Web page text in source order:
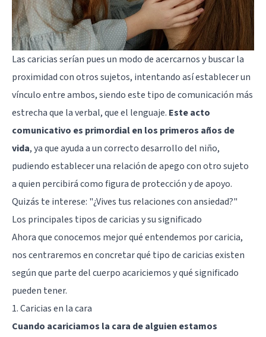
Las caricias serían pues un modo de acercarnos y buscar la
proximidad con otros sujetos, intentando así establecer un
vínculo entre ambos, siendo este tipo de comunicación más
estrecha que la verbal, que el lenguaje. Este acto
comunicativo es primordial en los primeros años de
vida, ya que ayuda a un correcto desarrollo del niño,
pudiendo establecer una relación de apego con otro sujeto
a quien percibirá como figura de protección y de apoyo.
Quizás te interese: "¿Vives tus relaciones con ansiedad?"
Los principales tipos de caricias y su significado
Ahora que conocemos mejor qué entendemos por caricia,
nos centraremos en concretar qué tipo de caricias existen
según que parte del cuerpo acariciemos y qué significado
pueden tener.
1. Caricias en la cara
Cuando acariciamos la cara de alguien estamos